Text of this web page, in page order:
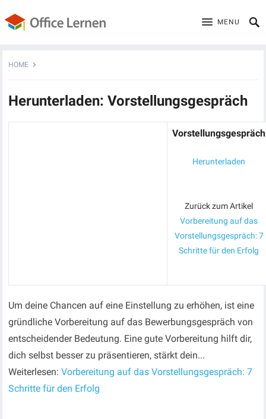
MENU
HOME
Herunterladen: Vorstellungsgespräch
Vorstellungsgespräch
Herunterladen
Zurück zum Artikel
Vorbereitung auf das
Vorstellungsgespräch: 7
Schritte für den Erfolg
Um deine Chancen auf eine Einstellung zu erhöhen, ist eine
gründliche Vorbereitung auf das Bewerbungsgespräch von
entscheidender Bedeutung. Eine gute Vorbereitung hilft dir,
dich selbst besser zu präsentieren, stärkt dein...
Weiterlesen:Vorbereitung auf das Vorstellungsgespräch: 7
Schritte für den Erfolg